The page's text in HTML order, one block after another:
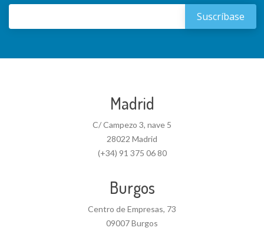
Madrid
C/ Campezo 3, nave 5
28022 Madrid
(+34) 91 375 06 80
Burgos
Centro de Empresas, 73
09007 Burgos